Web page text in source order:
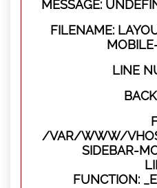
MESSAGE:
FILENAME:
LINE
/VAR/WWW/
SIDEBAR-
FUNCTION: